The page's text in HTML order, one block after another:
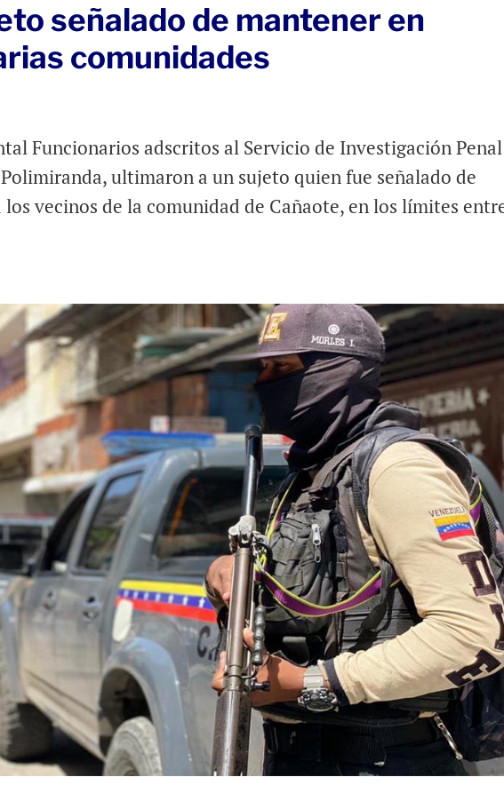
señalado de mantener en
comunidades
Funcionarios adscritos al Servicio de Investigación
ultimaron a un sujeto quien fue señalado de
vecinos de la comunidad de Cañaote, en los límites